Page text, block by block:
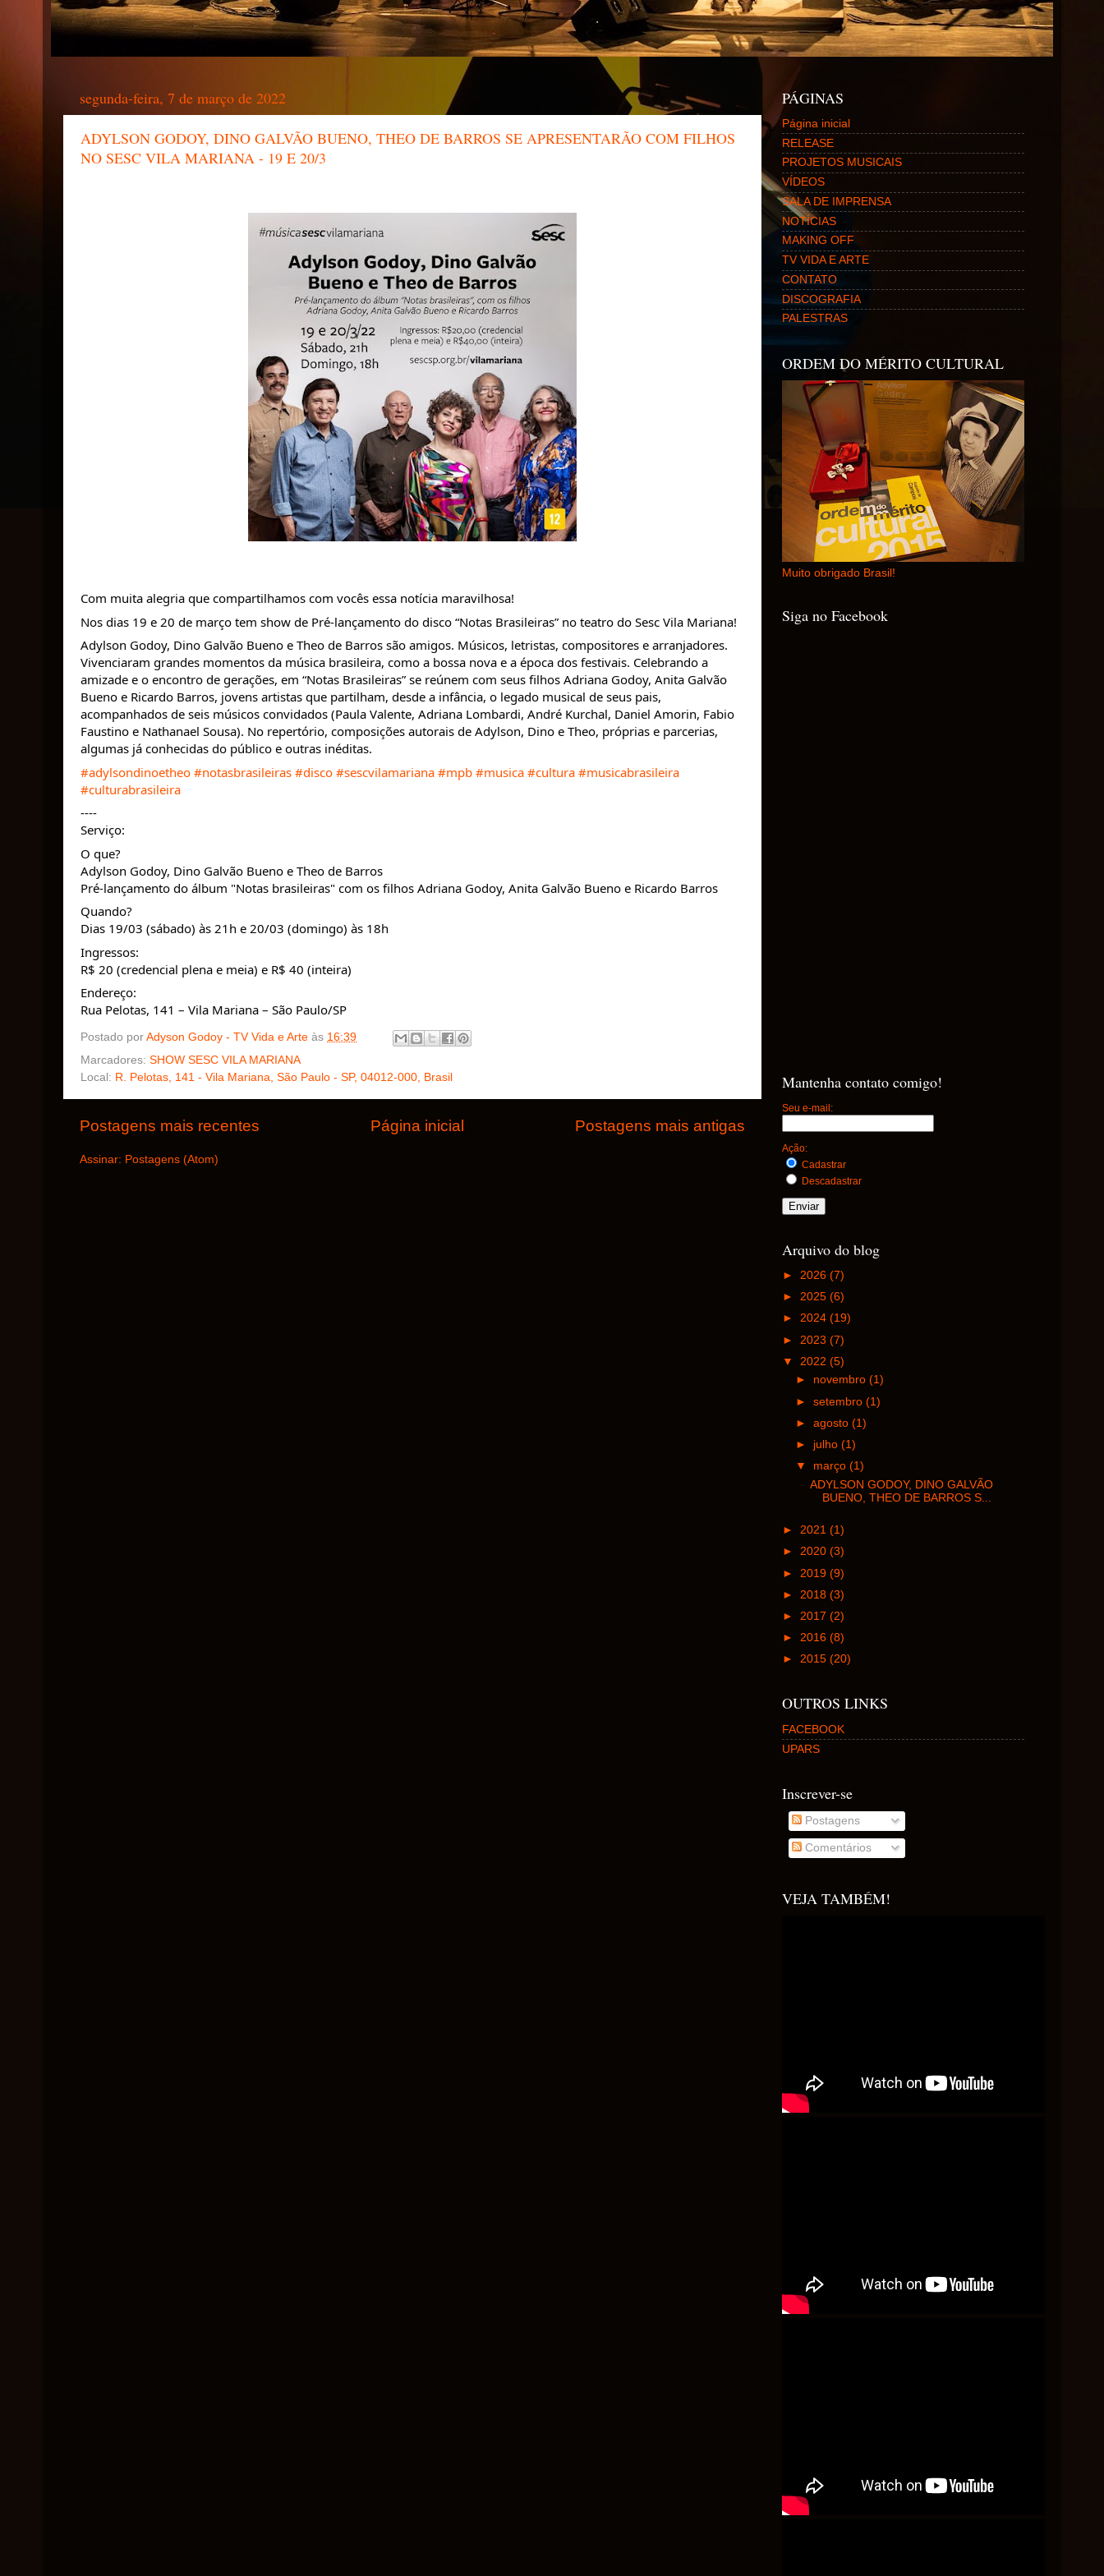
segunda-feira, 7 de março de 2022
ADYLSON GODOY, DINO GALVÃO BUENO, THEO DE BARROS SE APRESENTARÃO COM FILHOS
NO SESC VILA MARIANA - 19 E 20/3
Com muita alegria que compartilhamos com vocês essa notícia maravilhosa!
Nos dias 19 e 20 de março tem show de Pré-lançamento do disco “Notas Brasileiras” no teatro do Sesc Vila Mariana!
Adylson Godoy, Dino Galvão Bueno e Theo de Barros são amigos. Músicos, letristas, compositores e arranjadores.
Vivenciaram grandes momentos da música brasileira, como a bossa nova e a época dos festivais. Celebrando a
amizade e o encontro de gerações, em “Notas Brasileiras” se reúnem com seus filhos Adriana Godoy, Anita Galvão
Bueno e Ricardo Barros, jovens artistas que partilham, desde a infância, o legado musical de seus pais,
acompanhados de seis músicos convidados (Paula Valente, Adriana Lombardi, André Kurchal, Daniel Amorin, Fabio
Faustino e Nathanael Sousa). No repertório, composições autorais de Adylson, Dino e Theo, próprias e parcerias,
algumas já conhecidas do público e outras inéditas.
#adylsondinoetheo #notasbrasileiras #disco #sescvilamariana #mpb #musica #cultura #musicabrasileira
#culturabrasileira
----
Serviço:
O que?
Adylson Godoy, Dino Galvão Bueno e Theo de Barros
Pré-lançamento do álbum "Notas brasileiras" com os filhos Adriana Godoy, Anita Galvão Bueno e Ricardo Barros
Quando?
Dias 19/03 (sábado) às 21h e 20/03 (domingo) às 18h
Ingressos:
R$ 20 (credencial plena e meia) e R$ 40 (inteira)
Endereço:
Rua Pelotas, 141 – Vila Mariana – São Paulo/SP
Postado por Adyson Godoy - TV Vida e Arte às 16:39
Marcadores: SHOW SESC VILA MARIANA
Local: R. Pelotas, 141 - Vila Mariana, São Paulo - SP, 04012-000, Brasil
Postagens mais recentes Postagens mais antigas
Página inicial
Assinar: Postagens (Atom)
PÁGINAS
Página inicial
RELEASE
PROJETOS MUSICAIS
VÍDEOS
SALA DE IMPRENSA
NOTÍCIAS
MAKING OFF
TV VIDA E ARTE
CONTATO
DISCOGRAFIA
PALESTRAS
ORDEM DO MÉRITO CULTURAL
Muito obrigado Brasil!
Siga no Facebook
Mantenha contato comigo!
Seu e-mail:
Ação:
Cadastrar
Descadastrar
Arquivo do blog
► 2026 (7)
► 2025 (6)
► 2024 (19)
► 2023 (7)
▼ 2022 (5)
► novembro(1)
►setembro(1)
►agosto(1)
► julho(1)
▼ março(1)
ADYLSON GODOY, DINO GALVÃO
BUENO, THEO DE BARROS S...
► 2021 (1)
► 2020 (3)
► 2019 (9)
► 2018 (3)
► 2017 (2)
► 2016 (8)
► 2015 (20)
OUTROS LINKS
FACEBOOK
UPARS
Inscrever-se
Postagens
Comentários
VEJA TAMBÉM!